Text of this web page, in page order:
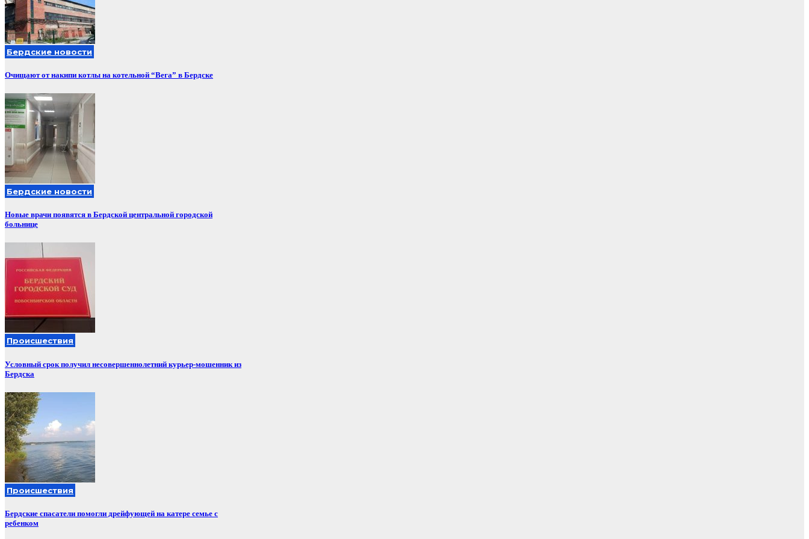
Бердские новости
Очищают от накипи котлы на котельной “Вега” в Бердске
Бердские новости
Новые врачи появятся в Бердской центральной городской
больнице
Происшествия
Условный срок получил несовершеннолетний курьер-мошенник из
Бердска
Происшествия
Бердские спасатели помогли дрейфующей на катере семье с
ребенком